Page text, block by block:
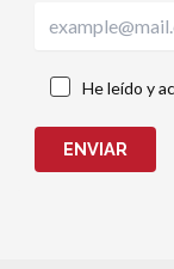
He leído y
ENVIAR